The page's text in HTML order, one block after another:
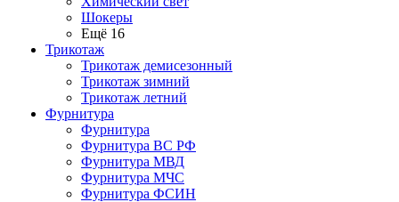
Шокеры
Ещё 16
Трикотаж
Трикотаж демисезонный
Трикотаж зимний
Трикотаж летний
Фурнитура
Фурнитура
Фурнитура ВС РФ
Фурнитура МВД
Фурнитура МЧС
Фурнитура ФСИН